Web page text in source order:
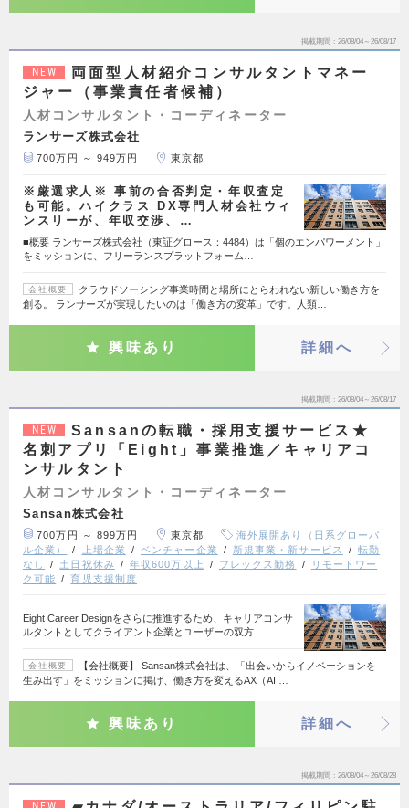
掲載期間 26/08/04～26/08/17
NEW
両面型人材紹介コンサルタントマネー
ジャー（事業責任者候補）
人材コンサルタント・コーディネーター
ランサーズ株式会社
700万円 ～ 949万円 東京都
※厳選求人※ 事前の合否判定・年収査定
も可能。ハイクラス DX専門人材会社ウィ
ンスリーが、年収交渉、…
■概要 ランサーズ株式会社（東証グロース：4484）は「個のエンパワーメント」
をミッションに、フリーランスプラットフォーム…
会社概要
クラウドソーシング事業時間と場所にとらわれない新しい働き方を
創る。 ランサーズが実現したいのは「働き方の変革」です。人類…
興味あり 詳細へ
掲載期間 26/08/04～26/08/17
NEW
Sansanの転職・採用支援サービス★
名刺アプリ「Eight」事業推進／キャリアコ
ンサルタント
人材コンサルタント・コーディネーター
Sansan株式会社
700万円 ～ 899万円 東京都
海外展開あり（日系グローバ
ル企業）
上場企業 ベンチャー企業 新規事業・新サービス
転勤
なし
土日祝休み 年収600万以上 フレックス勤務
リモートワー
ク可能
育児支援制度
Eight Career Designをさらに推進するため、キャリアコンサ
ルタントとしてクライアント企業とユーザーの双方…
会社概要
【会社概要】 Sansan株式会社は、「出会いからイノベーションを
生み出す」をミッションに掲げ、働き方を変えるAX（AI …
興味あり 詳細へ
掲載期間 26/08/04～26/08/28